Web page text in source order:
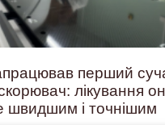
перший
лікування
швидшим і точнішим